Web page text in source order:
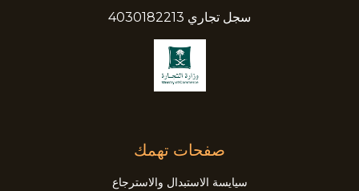
سجل تجاري 4030182213
صفحات تهمك
سيايسة الاستبدال والاسترجاع